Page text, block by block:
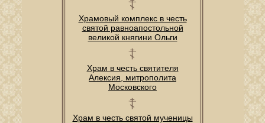
Храмовый комплекс в честь
святой равноапостольной
великой княгини Ольги
Храм в честь святителя
Алексия, митрополита
Московского
Храм в честь святой мученицы